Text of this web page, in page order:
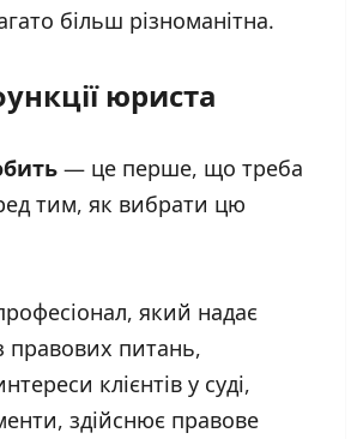
більш різноманітна.
юриста
— це перше, що треба
тим, як вибрати цю
який надає
правових питань,
клієнтів у суді,
здійснює правове